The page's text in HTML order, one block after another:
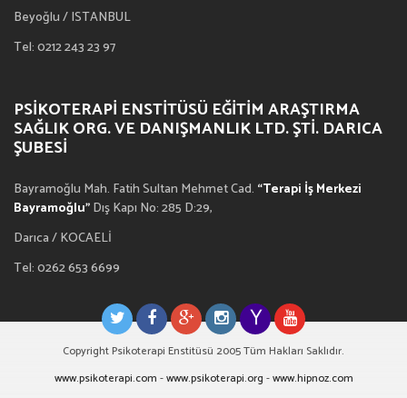
Beyoğlu / ISTANBUL
Tel: 0212 243 23 97
PSIKOTERAPI ENSTITÜSÜ EĞITIM ARAŞTIRMA
SAĞLIK ORG. VE DANIŞMANLIK LTD. ŞTI. DARICA
ŞUBESI
Bayramoğlu Mah. Fatih Sultan Mehmet Cad. “Terapi İş Merkezi
Bayramoğlu”Dış Kapı No: 285 D:29,
Darıca / KOCAELİ
Tel: 0262 653 6699
Copyright Psikoterapi Enstitüsü 2005 Tüm Hakları Saklıdır.
www.psikoterapi.com -www.psikoterapi.org -www.hipnoz.com